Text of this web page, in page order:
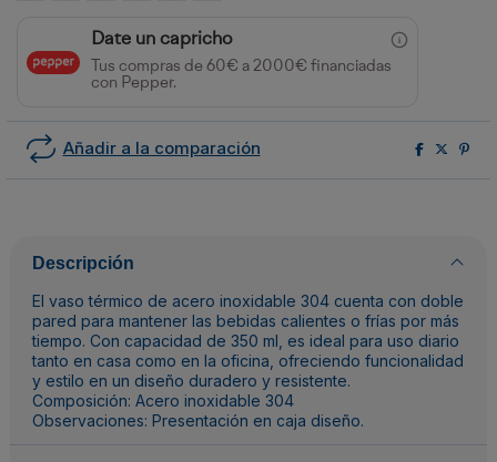
Date un capricho
Tus compras de 60€ a 2000€ financiadas
con Pepper.
Añadir a la comparación
Descripción
El vaso térmico de acero inoxidable 304 cuenta con doble
pared para mantener las bebidas calientes o frías por más
tiempo. Con capacidad de 350 ml, es ideal para uso diario
tanto en casa como en la oficina, ofreciendo funcionalidad
y estilo en un diseño duradero y resistente.
Composición: Acero inoxidable 304
Observaciones: Presentación en caja diseño.